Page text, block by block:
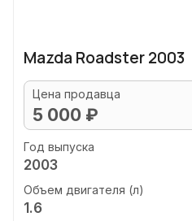
Mazda Roadster 2003
Цена продавца
5 000 ₽
Год выпуска
2003
Объем двигателя (л)
1.6